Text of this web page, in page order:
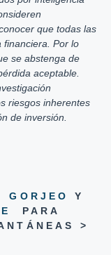
que todas las
financiera. Por lo
se abstenga de
aceptable.
riesgos inherentes
de inversión.
GORJEO
Y
PARA
>